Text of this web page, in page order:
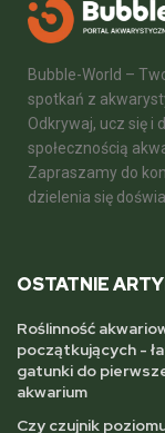
Bubble-World –
spotkań z
Odkrywaj, ucz się i
społecznością
Zapraszamy do
dzielenia się
OSTATNIE
Roślinność
początkujących -
gatunki do
akwarium
Czy czujnik